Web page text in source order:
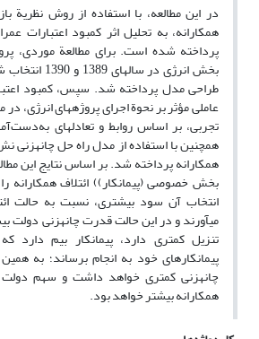
در این مطالعه، با استفاده از روش نظریة
همکارانه، به تحلیل اثر کمبود اعتبارات
پرداخته شده است. برای مطالعة موردی،
بخش انرژی در
طراحی مدل پرداخته شد. سپس، کمبود
عاملی مؤثر بر نحوة اجرای پروژه‏های
تجربی، بر اساس روابط و تعادل‏های
همچنین با استفاده از مدل راه حل چانه‏زنی
همکارانه پرداخته شد. بر اساس نتایج این
بخش خصوصی (پیمانکار)) ائتلاف همکارانه را
انتخاب آن سود بیشتری، نسبت به حالت
می‏آورند و در این حالت قدرت چانه‏زنی دولت
تنزیل کمتری دارد، پیمانکار بیم دارد
پیمانکار‏های خود به انجام برساند؛ به
چانه‏زنی کمتری خواهد داشت و سهم دولت
همکارانه بیشتر خواهد بود.